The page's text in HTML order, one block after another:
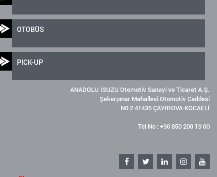
OTOBÜS
PICK-UP
ANADOLU ISUZU Otomotiv Sanayi ve Ticaret A.Ş.
Şekerpınar Mahallesi Otomotiv Caddesi
N0:2 41435 ÇAYIROVA-KOCAELİ
Tel No : +90 850 200 19 00